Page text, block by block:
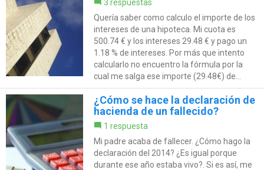
3 respuestas
Quería saber como calculo el importe de los
intereses de una hipoteca. Mi cuota es
500.74 € y los intereses 29.48 € y pago un
1.18 % de intereses. Por más que intento
calcularlo no encuentro la fórmula por la
cual me salga ese importe (29.48€) de...
¿Cómo se hace la declaración de
hacienda de un fallecido?
1 respuesta
Mi padre acaba de fallecer. ¿Cómo hago la
declaración del 2014? ¿Es igual porque
durante ese año estaba vivo?. Si es así, me